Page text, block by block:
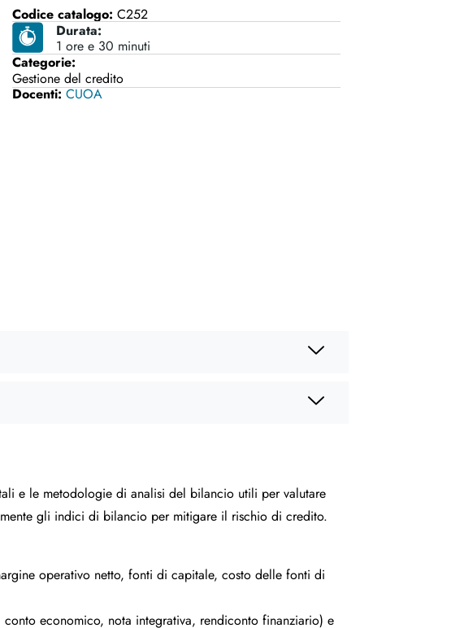
Codice catalogo: C252
Durata:
1 ore e 30 minuti
Categorie:
Gestione del credito
Docenti:CUOA
e le metodologie di analisi del bilancio utili per valutare
gli indici di bilancio per mitigare il rischio di credito.
operativo netto, fonti di capitale, costo delle fonti di
economico, nota integrativa, rendiconto finanziario) e